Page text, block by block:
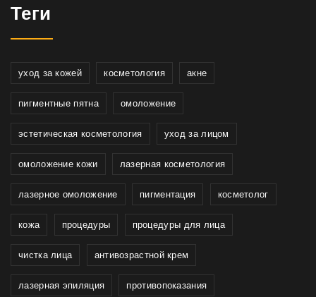
Теги
уход за кожей косметология акне
пигментные пятна омоложение
эстетическая косметология уход за лицом
омоложение кожи лазерная косметология
лазерное омоложение пигментация косметолог
кожа процедуры процедуры для лица
чистка лица антивозрастной крем
лазерная эпиляция противопоказания